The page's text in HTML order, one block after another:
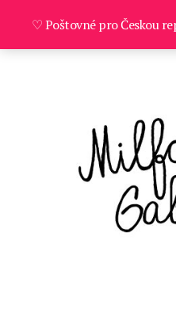
♡ Poštovné pro Českou